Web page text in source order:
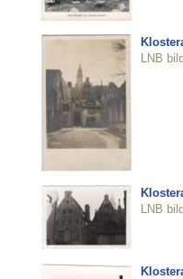
LNB
LNB